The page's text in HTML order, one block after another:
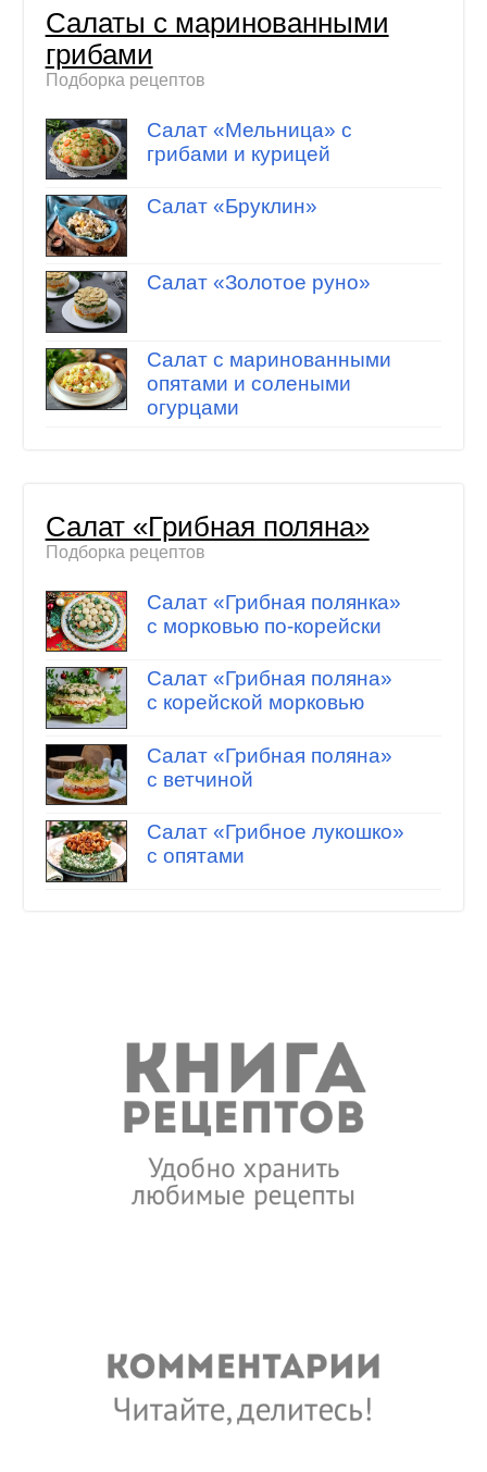
Салаты с маринованными
грибами
Подборка рецептов
Салат «Мельница» с
грибами и курицей
Салат «Бруклин»
Салат «Золотое руно»
Салат с маринованными
опятами и солеными
огурцами
Салат «Грибная поляна»
Подборка рецептов
Салат «Грибная полянка»
с морковью по-корейски
Салат «Грибная поляна»
с корейской морковью
Салат «Грибная поляна»
с ветчиной
Салат «Грибное лукошко»
с опятами